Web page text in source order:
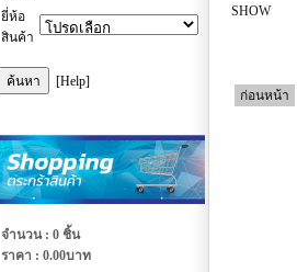
ยี่ห้อ
สินค้า
[Help]
จำนวน : 0 ชิ้น
ราคา : 0.00บาท
SHOW
ก่อนหน้า